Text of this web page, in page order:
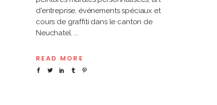
d'entreprise, événements spéciaux et
cours de graffiti dans le canton de
Neuchatel.
READ MORE